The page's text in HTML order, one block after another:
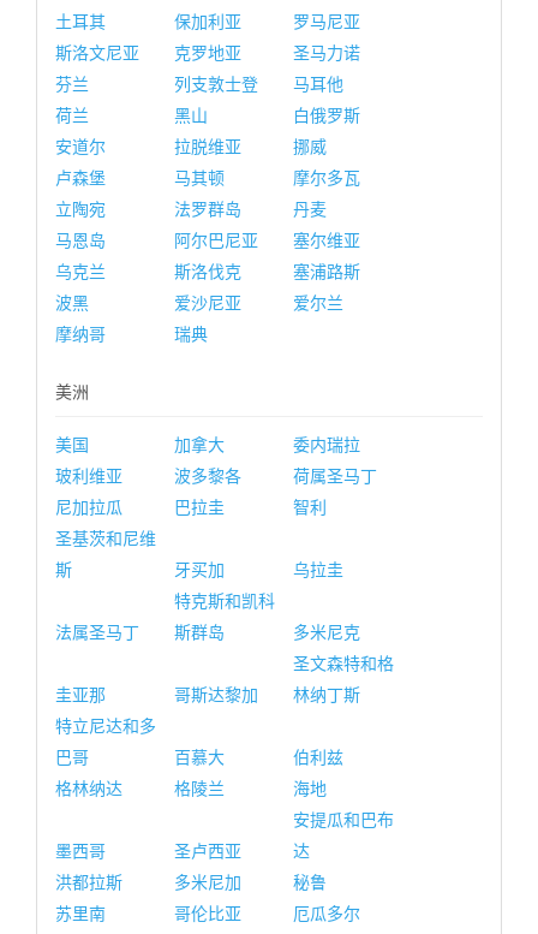
土耳其
保加利亚
罗马尼亚
斯洛文尼亚
克罗地亚
圣马力诺
芬兰
列支敦士登
马耳他
荷兰
黑山
白俄罗斯
安道尔
拉脱维亚
挪威
卢森堡
马其顿
摩尔多瓦
立陶宛
法罗群岛
丹麦
马恩岛
阿尔巴尼亚
塞尔维亚
乌克兰
斯洛伐克
塞浦路斯
波黑
爱沙尼亚
爱尔兰
摩纳哥
瑞典
美洲
美国 加拿大
委内瑞拉
玻利维亚
波多黎各
荷属圣马丁
尼加拉瓜
巴拉圭
智利
圣基茨和尼维
斯
牙买加 乌拉圭
法属圣马丁
特克斯和凯科
斯群岛
多米尼克
圭亚那 哥斯达黎加
圣文森特和格
林纳丁斯
特立尼达和多
巴哥
百慕大
伯利兹
格林纳达
格陵兰 海地
墨西哥 圣卢西亚
安提瓜和巴布
达
洪都拉斯
多米尼加
秘鲁
苏里南
哥伦比亚
厄瓜多尔